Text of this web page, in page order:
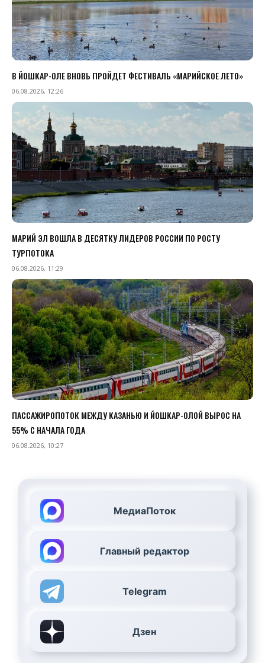
В ЙОШКАР-ОЛЕ ВНОВЬ ПРОЙДЕТ ФЕСТИВАЛЬ «МАРИЙСКОЕ ЛЕТО»
06.08.2026, 12:26
МАРИЙ ЭЛ ВОШЛА В ДЕСЯТКУ ЛИДЕРОВ РОССИИ ПО РОСТУ
ТУРПОТОКА
06.08.2026, 11:29
ПАССАЖИРОПОТОК МЕЖДУ КАЗАНЬЮ И ЙОШКАР-ОЛОЙ ВЫРОС НА
55% С НАЧАЛА ГОДА
06.08.2026, 10:27
МедиаПоток
Главный редактор
Telegram
Дзен